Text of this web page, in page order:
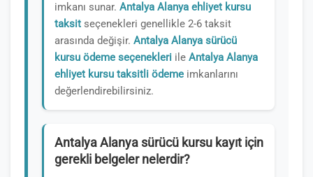
imkanı sunar. Antalya Alanya ehliyet kursu
taksit seçenekleri genellikle 2-6 taksit
arasında değişir. Antalya Alanya sürücü
kursu ödeme seçenekleri ile Antalya Alanya
ehliyet kursu taksitli ödeme imkanlarını
değerlendirebilirsiniz.
Antalya Alanya sürücü kursu kayıt için
gerekli belgeler nelerdir?